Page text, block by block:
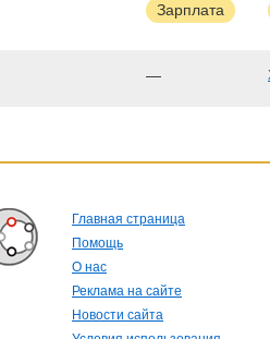
Зарплата
—
Главная страница
Помощь
О нас
Реклама на сайте
Новости сайта